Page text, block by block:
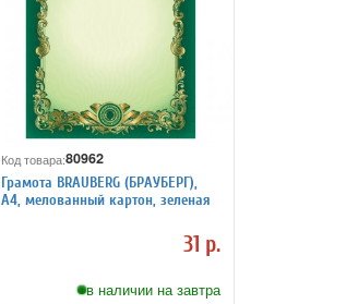
Код товара:80962
Грамота BRAUBERG (БРАУБЕРГ),
А4, мелованный картон, зеленая
31 р.
в наличии на завтра